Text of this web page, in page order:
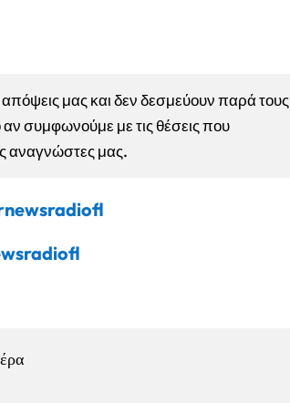
μας και δεν δεσμεύουν παρά τους
αν συμφωνούμε με τις θέσεις που
αναγνώστες μας.